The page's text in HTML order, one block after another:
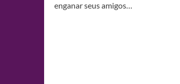
enganar seus amigos…